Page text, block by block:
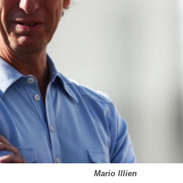
Mario Illien